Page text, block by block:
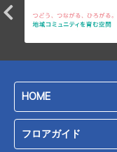
HOME
フロアガイド